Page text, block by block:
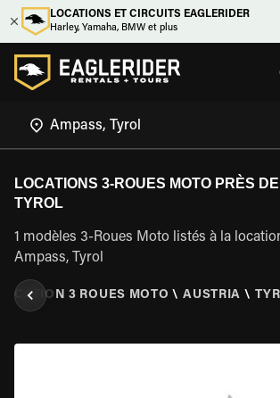
LOCATIONS ET CIRCUITS EAGLERIDER
Harley, Yamaha, BMW et plus
LOCATIONS 3-ROUES MOTO PRÈS
TYROL
1 modèles 3-Roues Moto listés à la
Ampass, Tyrol
3 ROUES MOTO \ AUSTRIA \